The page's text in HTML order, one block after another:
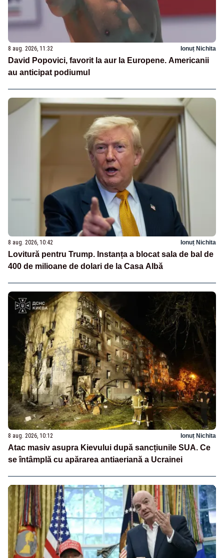
8 aug. 2026, 11:32 Ionuț Nichita
David Popovici, favorit la aur la Europene. Americanii
au anticipat podiumul
8 aug. 2026, 10:42 Ionuț Nichita
Lovitură pentru Trump. Instanța a blocat sala de bal de
400 de milioane de dolari de la Casa Albă
8 aug. 2026, 10:12 Ionuț Nichita
Atac masiv asupra Kievului după sancțiunile SUA. Ce
se întâmplă cu apărarea antiaeriană a Ucrainei